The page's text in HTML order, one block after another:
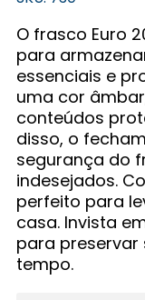
O frasco Euro
para
essenciais e
uma cor
conteúdos
disso, o
segurança do
indesejados.
perfeito para
casa. Invista
para preservar
tempo.